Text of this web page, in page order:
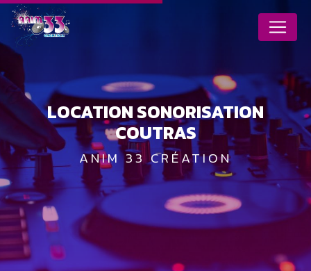
LOCATION SONORISATION
COUTRAS
ANIM 33 CRÉATION
Panneau de gestion des cookies